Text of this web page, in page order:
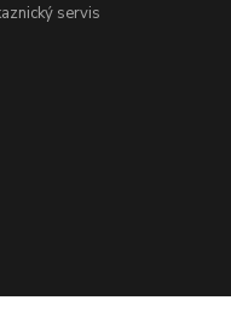
servis